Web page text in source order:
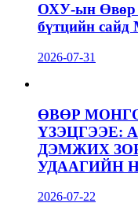
ОХУ-ын Өвөр
бүтцийн сайд
2026-07-31
ӨВӨР
ҮЗЭЦГЭЭЕ:
ДЭМЖИХ
УДААГИЙН
2026-07-22